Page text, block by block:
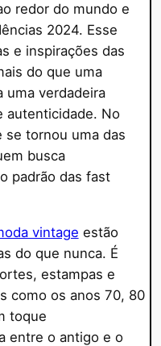
redor do mundo e
2024. Esse
e inspirações das
do que uma
uma verdadeira
autenticidade. No
se tornou uma das
busca
padrão das fast
vintage estão
do que nunca. É
estampas e
como os anos 70, 80
toque
entre o antigo e o